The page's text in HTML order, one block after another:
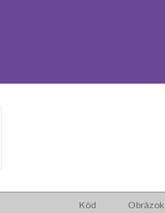
Kód Obrázok